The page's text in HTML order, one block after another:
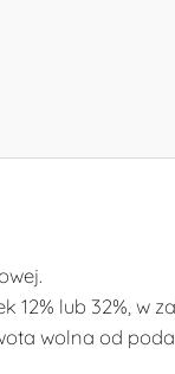
12% lub 32%, w
wolna od